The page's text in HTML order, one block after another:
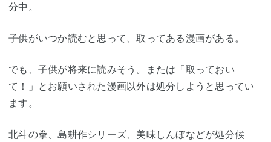
分中。
子供がいつか読むと思って、取ってある漫画がある。
でも、子供が将来に読みそう。または「取っておい
て！」とお願いされた漫画以外は処分しようと思ってい
ます。
北斗の拳、島耕作シリーズ、美味しんぼなどが処分候